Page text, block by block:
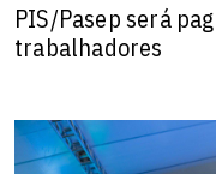
PIS/Pasep será
trabalhadores